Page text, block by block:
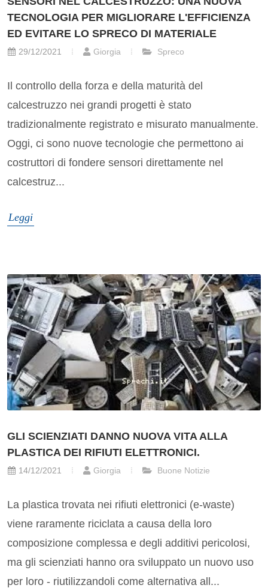
TECNOLOGIA PER MIGLIORARE L'EFFICIENZA
ED EVITARE LO SPRECO DI MATERIALE
29/12/2021 Giorgia Spreco
Il controllo della forza e della maturità del
calcestruzzo nei grandi progetti è stato
tradizionalmente registrato e misurato manualmente.
Oggi, ci sono nuove tecnologie che permettono ai
costruttori di fondere sensori direttamente nel
calcestruz...
Leggi
GLI SCIENZIATI DANNO NUOVA VITA ALLA
PLASTICA DEI RIFIUTI ELETTRONICI.
14/12/2021 Giorgia Buone Notizie
La plastica trovata nei rifiuti elettronici (e-waste)
viene raramente riciclata a causa della loro
composizione complessa e degli additivi pericolosi,
ma gli scienziati hanno ora sviluppato un nuovo uso
per loro - riutilizzandoli come alternativa all...